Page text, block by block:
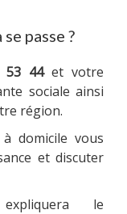
passe ?
53 44et votre
sociale ainsi
région.
domicile vous
et discuter
le